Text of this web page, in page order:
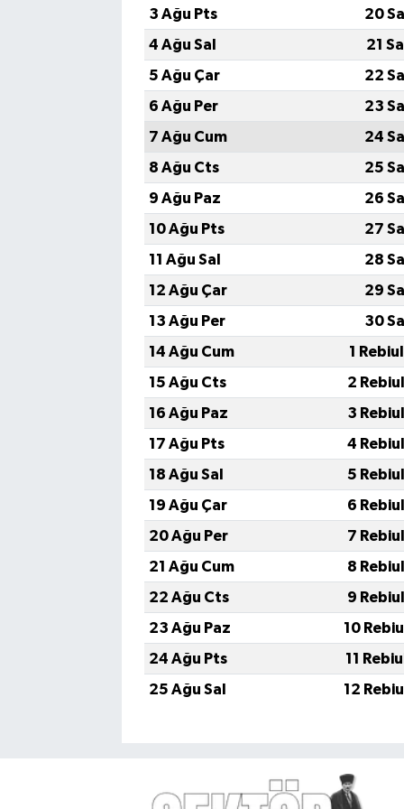
3 Ağu Pts
20
4 Ağu Sal
21
5 Ağu Çar
22
6 Ağu Per
23
7 Ağu Cum
24
8 Ağu Cts
25
9 Ağu Paz
26
10 Ağu Pts
27
11 Ağu Sal
28
12 Ağu Çar
29
13 Ağu Per
30
14 Ağu Cum
1
15 Ağu Cts
2
16 Ağu Paz
3
17 Ağu Pts
4
18 Ağu Sal
5
19 Ağu Çar
6
20 Ağu Per
7
21 Ağu Cum
8
22 Ağu Cts
9
23 Ağu Paz
10
24 Ağu Pts
11
25 Ağu Sal
12